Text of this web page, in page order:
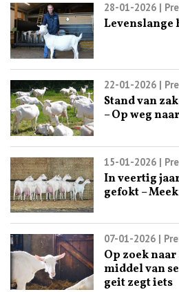
28-01-2026|
Levenslange
22-01-2026|
Stand van
– Op weg
15-01-2026|
In veertig
gefokt –
07-01-2026|
Op zoek
middel van
geit zegt iets